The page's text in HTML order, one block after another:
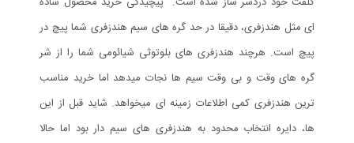
ای مثل هندزفری، دقیقا در حد گره های سیم هندزفری شما پیچ در
پیچ است. هرچند هندزفری های بلوتوثی شیائومی شما را از شر
گره های وقت و بی وقت سیم ها نجات میدهد اما خرید مناسب
ترین هندزفری کمی اطلاعات زمینه ای میخواهد. شاید قبل از این
ها، دایره انتخاب محدود به هندزفری های سیم دار بود اما حالا